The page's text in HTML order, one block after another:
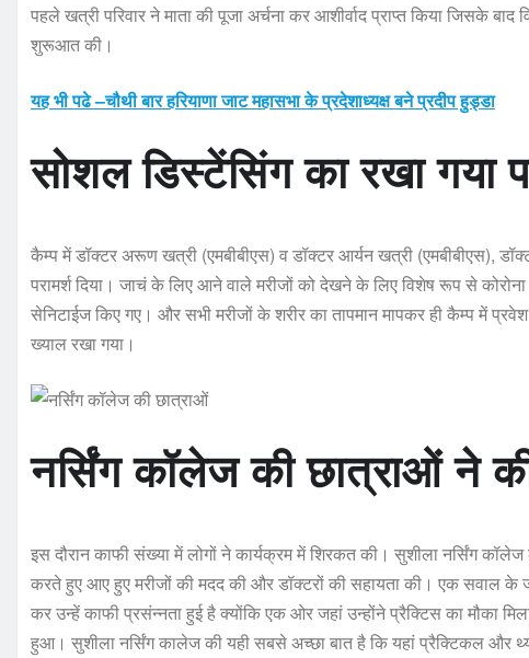
पहले खत्री परिवार ने माता की पूजा अर्चना कर आशीर्वाद प्राप्त किया जिसके
शुरूआत की।
यह भी पढे –चौथी बार हरियाणा जाट महासभा के प्रदेशाध्यक्ष बने प्रदीप हुड्डा
सोशल डिस्टेंसिंग का रखा गया
कैम्प में डॉक्टर अरूण खत्री (एमबीबीएस) व डॉक्टर आर्यन खत्री (एमबीबीएस),
परामर्श दिया। जाचं के लिए आने वाले मरीजों को देखने के लिए विशेष रूप से
सेनिटाईज किए गए। और सभी मरीजों के शरीर का तापमान मापकर ही कैम्प में
ख्याल रखा गया।
नर्सिंग कॉलेज की छात्राओं ने
इस दौरान काफी संख्या में लोगों ने कार्यक्रम में शिरकत की। सुशीला नर्सिंग
करते हुए आए हुए मरीजों की मदद की और डॉक्टरों की सहायता की। एक सवाल के
कर उन्हें काफी प्रसंन्नता हुई है क्योंकि एक ओर जहां उन्होंने प्रैक्टिस का मौका
हुआ। सुशीला नर्सिंग कालेज की यही सबसे अच्छा बात है कि यहां प्रैक्टिकल और